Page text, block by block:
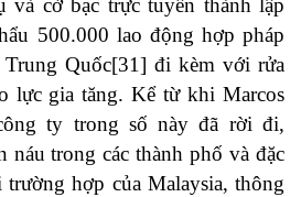
và cờ bạc trực tuyến thành lập
500.000 lao động hợp pháp
Quốc[31] đi kèm với rửa
lực gia tăng. Kể từ khi Marcos
ty trong số này đã rời đi,
náu trong các thành phố và đặc
hợp của Malaysia, thông